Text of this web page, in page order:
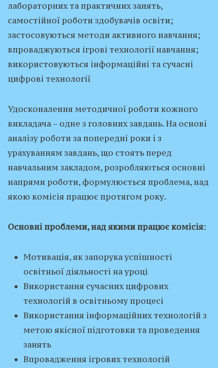
лабораторних та практичних занять,
самостійної роботи здобувачів освіти;
застосовуються методи активного навчання;
впроваджуються ігрові технології навчання;
використовуються інформаційні та сучасні
цифрові технології
Удосконалення методичної роботи кожного
викладача – одне з головних завдань. На основі
аналізу роботи за попередні роки і з
урахуванням завдань, що стоять перед
навчальним закладом, розробляються основні
напрями роботи, формулюється проблема, над
якою комісія працює протягом року.
Основні проблеми, над якими працює комісія:
Мотивація, як запорука успішності
освітньої діяльності на уроці
Використання сучасних цифрових
технологій в освітньому процесі
Використання інформаційних технологій з
метою якісної підготовки та проведення
занять
Впровадження ігрових технологій